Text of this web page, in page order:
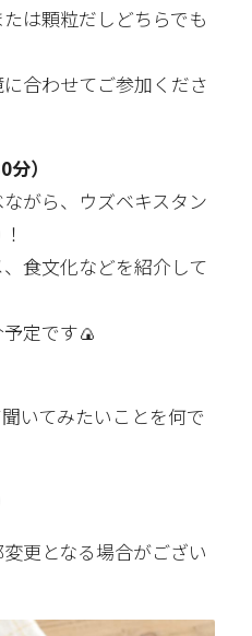
は顆粒だしどちらでも
合わせてご参加くださ
）
がら、ウズベキスタン
食文化などを紹介して
定です🍙
いてみたいことを何で
更となる場合がござい